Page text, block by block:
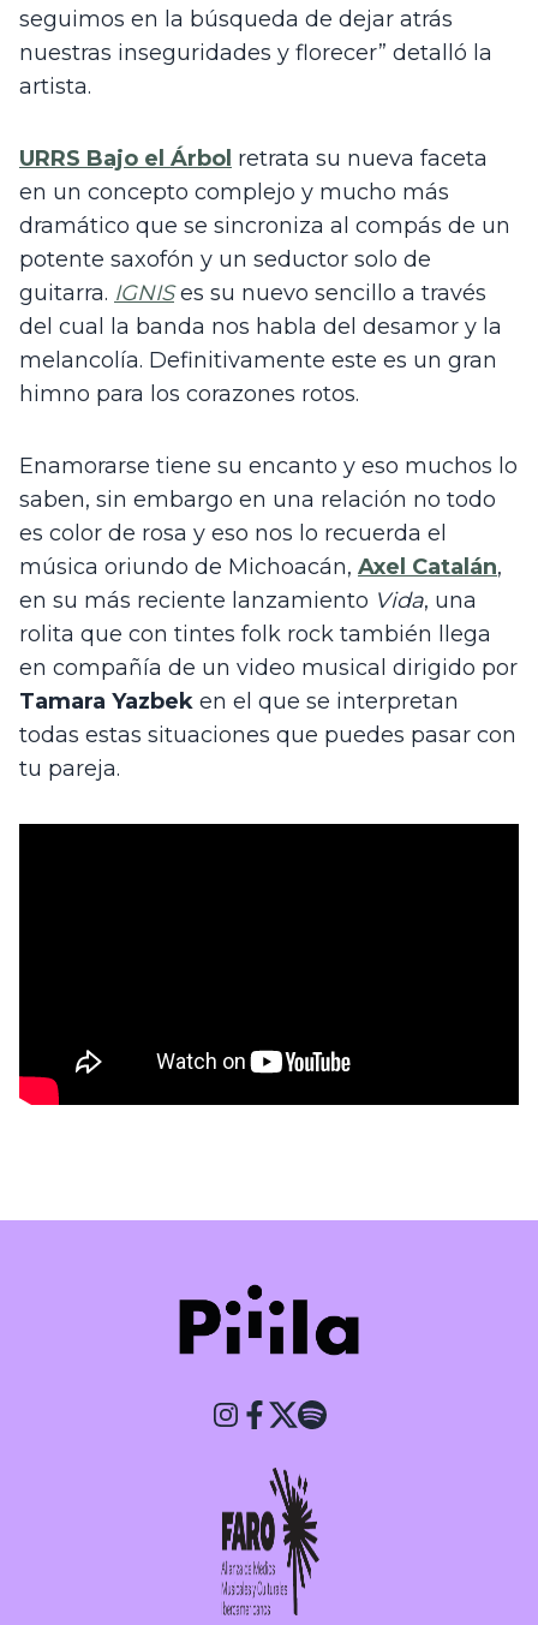
seguimos en la búsqueda de dejar atrás
nuestras inseguridades y florecer” detalló la
artista.
URRS Bajo el Árbol retrata su nueva faceta
en un concepto complejo y mucho más
dramático que se sincroniza al compás de un
potente saxofón y un seductor solo de
guitarra. IGNIS es su nuevo sencillo a través
del cual la banda nos habla del desamor y la
melancolía. Definitivamente este es un gran
himno para los corazones rotos.
Enamorarse tiene su encanto y eso muchos lo
saben, sin embargo en una relación no todo
es color de rosa y eso nos lo recuerda el
música oriundo de Michoacán, Axel Catalán,
en su más reciente lanzamiento Vida, una
rolita que con tintes folk rock también llega
Tamara Yazbek en el que se interpretan
todas estas situaciones que puedes pasar con
tu pareja.